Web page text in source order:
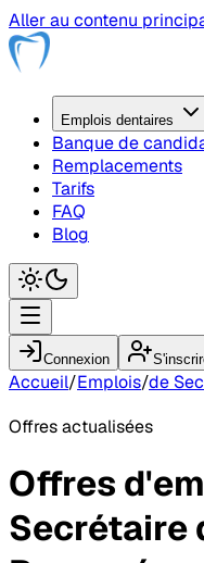
Aller au contenu
Emplois dentaires
Banque de
Remplacements
Tarifs
FAQ
Blog
Connexion
Accueil/Emplois/de
Offres actualisées
Offres
Secrétaire